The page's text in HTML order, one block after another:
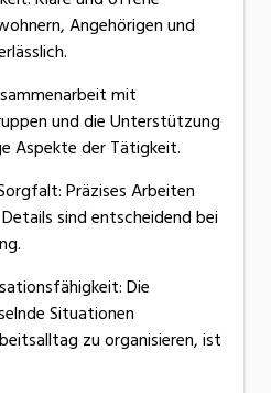
Angehörigen und
mit
und die Unterstützung
Aspekte der Tätigkeit.
Präzises Arbeiten
sind entscheidend bei
Die
Situationen
zu organisieren, ist